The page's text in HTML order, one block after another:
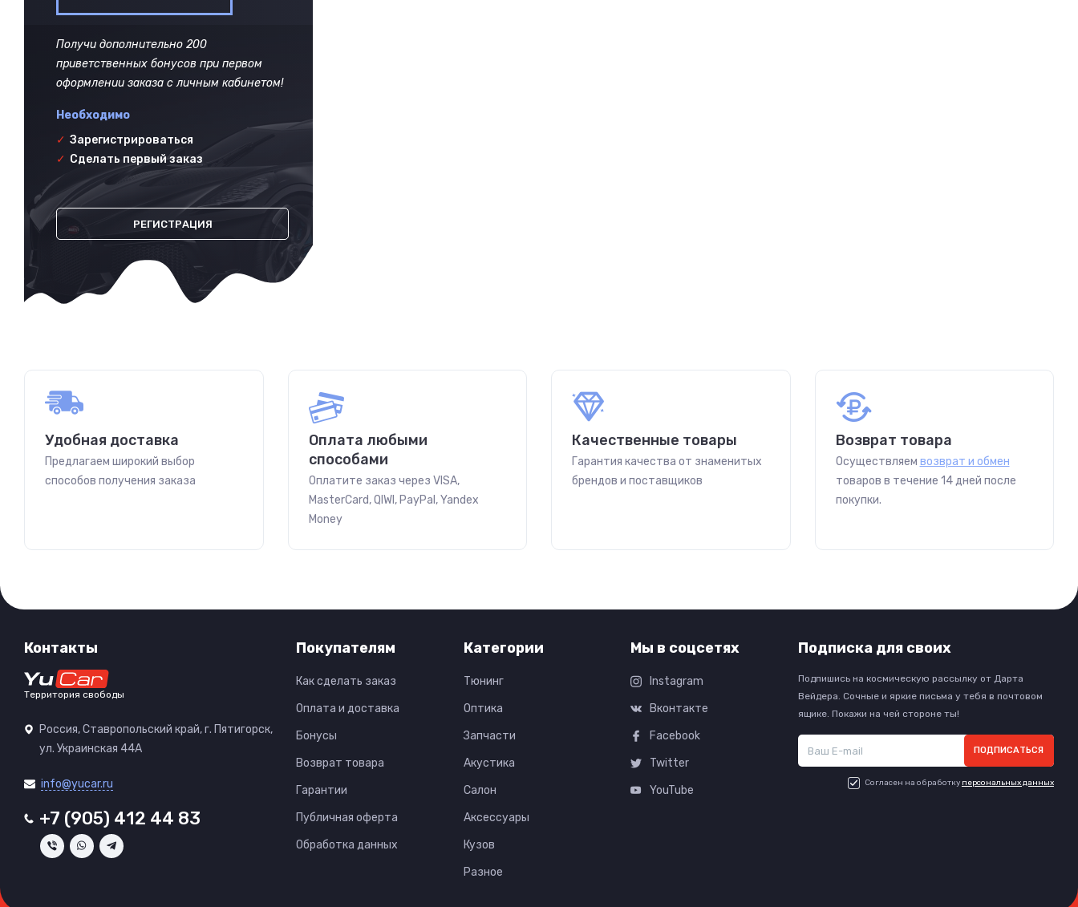
Получи дополнительно 200
приветственных бонусов при первом
оформлении заказа с личным кабинетом!
Необходимо
✓ Зарегистрироваться
✓ Сделать первый заказ
РЕГИСТРАЦИЯ
Удобная доставка
Предлагаем широкий выбор
способов получения заказа
Оплата любыми
способами
Оплатите заказ через VISA,
MasterCard, QIWI, PayPal, Yandex
Money
Качественные товары
Гарантия качества от знаменитых
брендов и поставщиков
Возврат товара
Осуществляем возврат и обмен
товаров в течение 14 дней после
покупки.
Контакты
Территория свободы
Россия, Ставропольский край, г. Пятигорск,
ул. Украинская 44А
info@yucar.ru
+7 (905) 412 44 83
Покупателям
Как сделать заказ
Оплата и доставка
Бонусы
Возврат товара
Гарантии
Публичная оферта
Обработка данных
Категории
Тюнинг
Оптика
Запчасти
Акустика
Салон
Аксессуары
Кузов
Разное
Мы в соцсетях
Instagram
Вконтакте
Facebook
Twitter
YouTube
Подписка для своих
Подпишись на космическую рассылку от Дарта
Вейдера. Сочные и яркие письма у тебя в почтовом
ящике. Покажи на чей стороне ты!
ПОДПИСАТЬСЯ
Согласен на обработку персональных данных